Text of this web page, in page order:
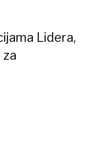
Lidera,
za